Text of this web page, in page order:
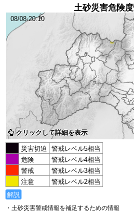
土砂災害危険
08/08 20:10
クリックして詳細を表示
災害切迫
警戒レベル5相当
危険
警戒レベル4相当
警戒
警戒レベル3相当
注意
警戒レベル2相当
解説
・土砂災害警戒情報を補足するための情報